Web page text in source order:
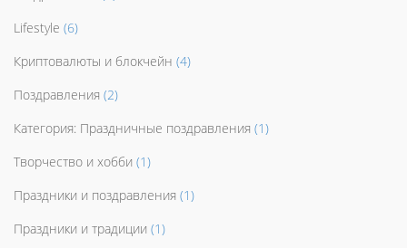
Lifestyle (6)
Криптовалюты и блокчейн (4)
Поздравления (2)
Категория: Праздничные поздравления (1)
Творчество и хобби (1)
Праздники и поздравления (1)
Праздники и традиции (1)